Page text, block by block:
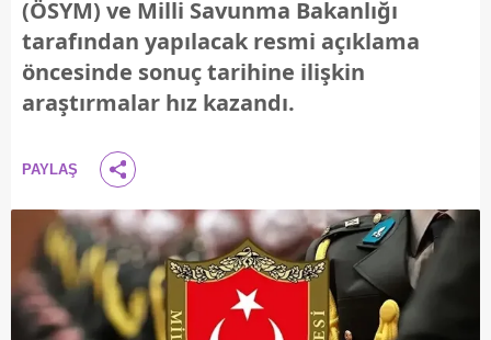
(ÖSYM) ve Milli Savunma Bakanlığı
tarafından yapılacak resmi açıklama
öncesinde sonuç tarihine ilişkin
araştırmalar hız kazandı.
PAYLAŞ